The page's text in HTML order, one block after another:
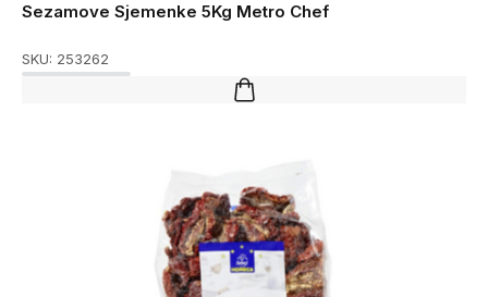
Sezamove Sjemenke 5Kg Metro Chef
SKU: 253262